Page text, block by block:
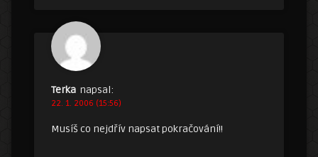
Terka napsal:
22. 1. 2006 (15:56)
Musíš co nejdřív napsat pokračování!!